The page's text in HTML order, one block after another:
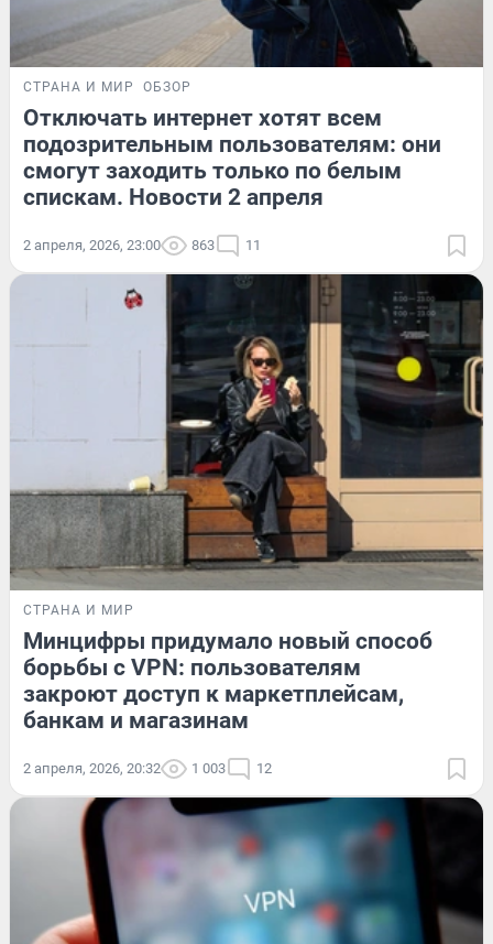
СТРАНА И МИР ОБЗОР
Отключать интернет хотят всем
подозрительным пользователям: они
смогут заходить только по белым
спискам. Новости 2 апреля
2 апреля, 2026, 23:00 863 11
СТРАНА И МИР
Минцифры придумало новый способ
борьбы с VPN: пользователям
закроют доступ к маркетплейсам,
банкам и магазинам
2 апреля, 2026, 20:32 1 003 12